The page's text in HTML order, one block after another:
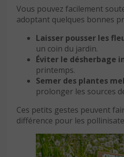
Vous pouvez facilement
adoptant quelques bonnes
Laisser pousser les
un coin du jardin.
Éviter le désherbage
printemps.
Semer des plantes
prolonger les sources
Ces petits gestes peuvent
différence pour les